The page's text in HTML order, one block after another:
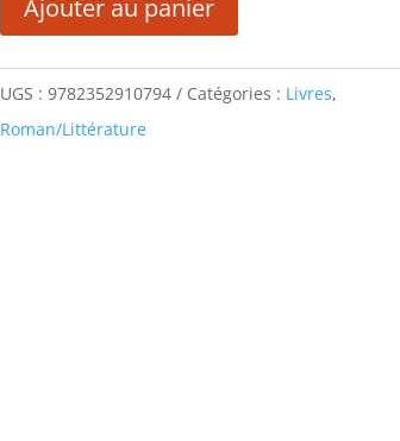
Ajouter au panier
UGS : 9782352910794 Catégories : Livres,
Roman/Littérature